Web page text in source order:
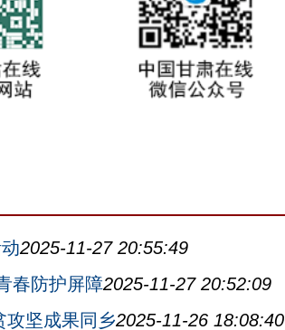
2025-11-27 20:55:49
春防护屏障2025-11-27 20:52:09
攻坚成果同乡2025-11-26 18:08:40